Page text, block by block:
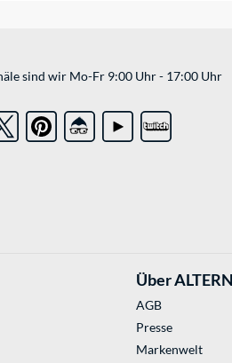
sind wir Mo-Fr 9:00 Uhr - 17:00 Uhr
Über
AGB
Presse
Markenwelt